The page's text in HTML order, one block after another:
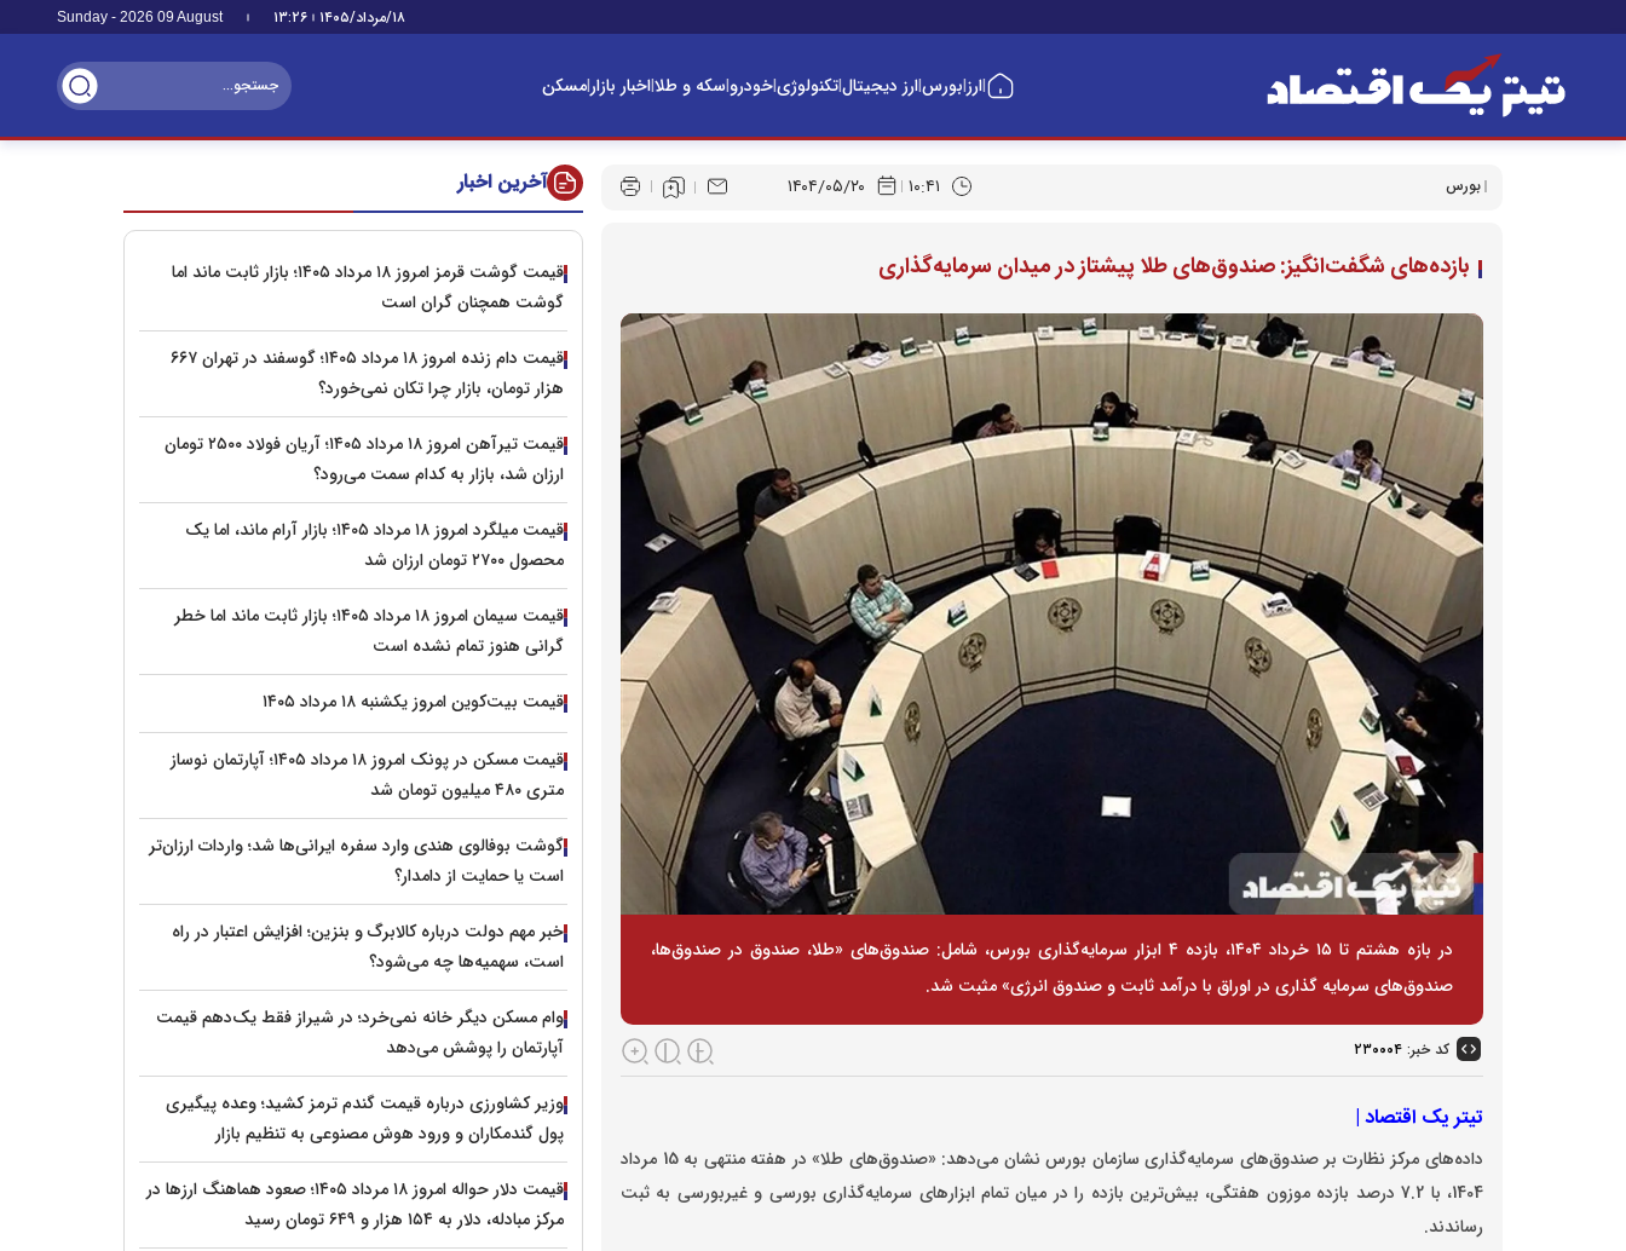
۱۸/مرداد/۱۴۰۵ ۱۳:۲۶ Sunday - 2026 09 August
|ارز|بورس|ارز دیجیتال|تکنولوژی|خودرو|سکه و طلا|اخبار بازار|مسکن
بورس ۱۴۰۴/۰۵/۲۰ ۱۰:۴۱
بازده‌های شگفت‌انگیز: صندوق‌های طلا پیشتاز در میدان سرمایه‌گذاری
در بازه هشتم تا ۱۵ خرداد ۱۴۰۴، بازده ۴ ابزار سرمایه‌گذاری بورس، شامل: صندوق‌های «طلا، صندوق در صندوق‌ها،
صندوق‌های سرمایه گذاری در اوراق با درآمد ثابت و صندوق انرژی» مثبت شد.
کد خبر: ۲۳۰۰۰۴
تیتر یک اقتصاد |
داده‌های مرکز نظارت بر صندوق‌های سرمایه‌گذاری سازمان بورس نشان می‌دهد: «صندوق‌های طلا» در هفته منتهی به 15 مرداد
1404، با 7.2 درصد بازده موزون هفتگی، بیش‌ترین بازده را در میان تمام ابزارهای سرمایه‌گذاری بورسی و غیربورسی به ثبت
رساندند.
آخرین اخبار
قیمت گوشت قرمز امروز ۱۸ مرداد ۱۴۰۵؛ بازار ثابت ماند اما
گوشت همچنان گران است
قیمت دام زنده امروز ۱۸ مرداد ۱۴۰۵؛ گوسفند در تهران ۶۶۷
هزار تومان، بازار چرا تکان نمی‌خورد؟
قیمت تیرآهن امروز ۱۸ مرداد ۱۴۰۵؛ آریان فولاد ۲۵۰۰ تومان
ارزان شد، بازار به کدام سمت می‌رود؟
قیمت میلگرد امروز ۱۸ مرداد ۱۴۰۵؛ بازار آرام ماند، اما یک
محصول ۲۷۰۰ تومان ارزان شد
قیمت سیمان امروز ۱۸ مرداد ۱۴۰۵؛ بازار ثابت ماند اما خطر
گرانی هنوز تمام نشده است
قیمت بیت‌کوین امروز یکشنبه ۱۸ مرداد ۱۴۰۵
قیمت مسکن در پونک امروز ۱۸ مرداد ۱۴۰۵؛ آپارتمان نوساز
متری ۴۸۰ میلیون تومان شد
گوشت بوفالوی هندی وارد سفره ایرانی‌ها شد؛ واردات ارزان‌تر
است یا حمایت از دامدار؟
خبر مهم دولت درباره کالابرگ و بنزین؛ افزایش اعتبار در راه
است، سهمیه‌ها چه می‌شود؟
وام مسکن دیگر خانه نمی‌خرد؛ در شیراز فقط یک‌دهم قیمت
آپارتمان را پوشش می‌دهد
وزیر کشاورزی درباره قیمت گندم ترمز کشید؛ وعده پیگیری
پول گندمکاران و ورود هوش مصنوعی به تنظیم بازار
قیمت دلار حواله امروز ۱۸ مرداد ۱۴۰۵؛ صعود هماهنگ ارزها در
مرکز مبادله، دلار به ۱۵۴ هزار و ۶۴۹ تومان رسید